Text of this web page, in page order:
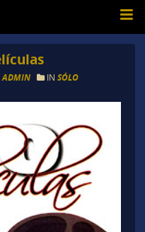
ADMIN IN SÓLO